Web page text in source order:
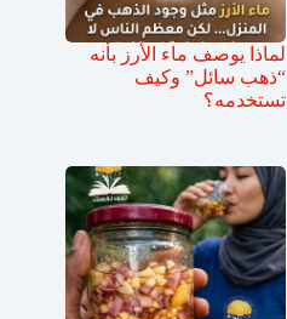
لماذا يوصف ماء الأرز بأنه
“ذهب سائل” وكيف
تستخدمه؟